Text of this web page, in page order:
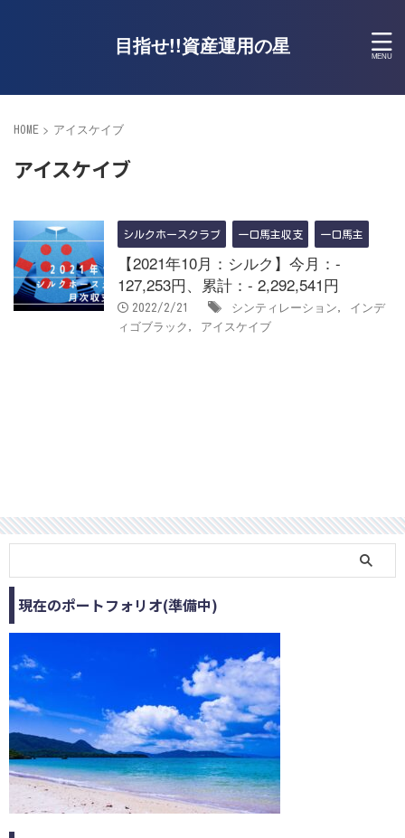
目指せ!!資産運用の星
HOME > アイスケイブ
アイスケイブ
シルクホースクラブ 一口馬主収支 一口馬主
【2021年10月：シルク】今月：-
127,253円、累計：- 2,292,541円
2022/2/21 シンティレーション, インデ
ィゴブラック , アイスケイブ
現在のポートフォリオ(準備中)